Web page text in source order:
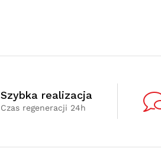
Szybka realizacja
Czas regeneracji 24h